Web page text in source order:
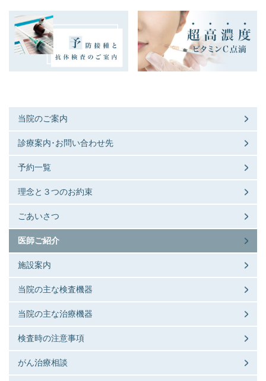
当院のご案内
診療案内･お問い合わせ先
予約一覧
理念と３つのお約束
ごあいさつ
医師ご紹介
施設案内
当院の主な検査機器
当院の主な治療機器
検査時の注意事項
がん治療相談